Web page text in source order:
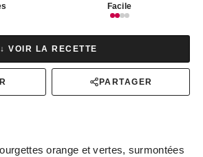
Facile
↓ VOIR LA RECETTE
PARTAGER
orange et vertes, surmontées